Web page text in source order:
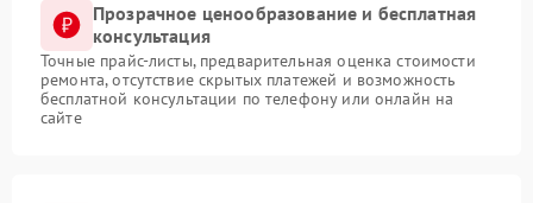
Прозрачное ценообразование и бесплатная
консультация
Точные прайс-листы, предварительная оценка стоимости
ремонта, отсутствие скрытых платежей и возможность
бесплатной консультации по телефону или онлайн на
сайте